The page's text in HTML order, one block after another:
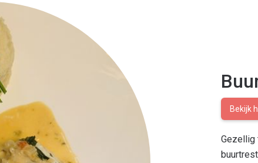
Bekijk
Gezellig